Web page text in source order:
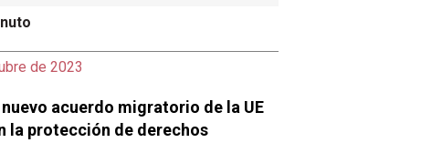
de 2023
acuerdo migratorio de la UE
la protección de derechos